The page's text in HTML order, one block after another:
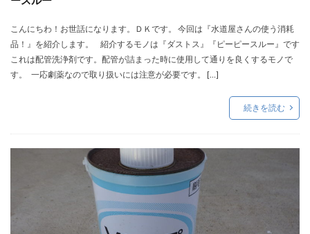
こんにちわ！お世話になります。ＤＫです。 今回は『水道屋さんの使う消耗
品！』を紹介します。 紹介するモノは『ダストス』『ピーピースルー』です
これは配管洗浄剤です。配管が詰まった時に使用して通りを良くするモノで
す。 一応劇薬なので取り扱いには注意が必要です。 […]
続きを読む